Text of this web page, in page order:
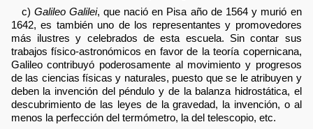
c) Galileo Galilei, que nació en Pisa año de 1564 y murió en
1642, es también uno de los representantes y promovedores
más ilustres y celebrados de esta escuela. Sin contar sus
trabajos físico-astronómicos en favor de la teoría copernicana,
Galileo contribuyó poderosamente al movimiento y progresos
de las ciencias físicas y naturales, puesto que se le atribuyen y
deben la invención del péndulo y de la balanza hidrostática, el
descubrimiento de las leyes de la gravedad, la invención, o al
menos la perfección del termómetro, la del telescopio, etc.